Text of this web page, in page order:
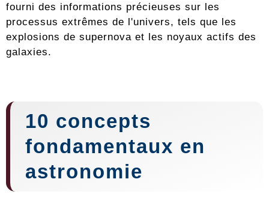
fourni des informations précieuses sur les
processus extrêmes de l'univers, tels que les
explosions de supernova et les noyaux actifs des
galaxies.
10 concepts
fondamentaux en
astronomie